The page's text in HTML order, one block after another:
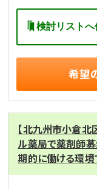
検討リストへ
希望
【北九州市小倉
ル薬局で薬剤師
期的に働ける環境